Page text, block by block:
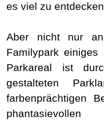
es viel zu
Aber nicht nur
Familypark einiges
Parkareal ist
gestalteten
farbenprächtigen
phantasievollen